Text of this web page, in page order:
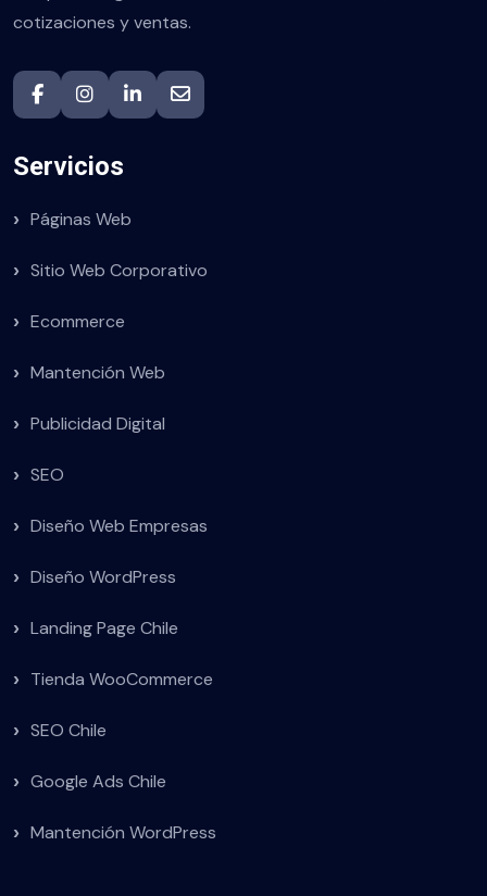
cotizaciones y ventas.
Servicios
Páginas Web
Sitio Web Corporativo
Ecommerce
Mantención Web
Publicidad Digital
SEO
Diseño Web Empresas
Diseño WordPress
Landing Page Chile
Tienda WooCommerce
SEO Chile
Google Ads Chile
Mantención WordPress